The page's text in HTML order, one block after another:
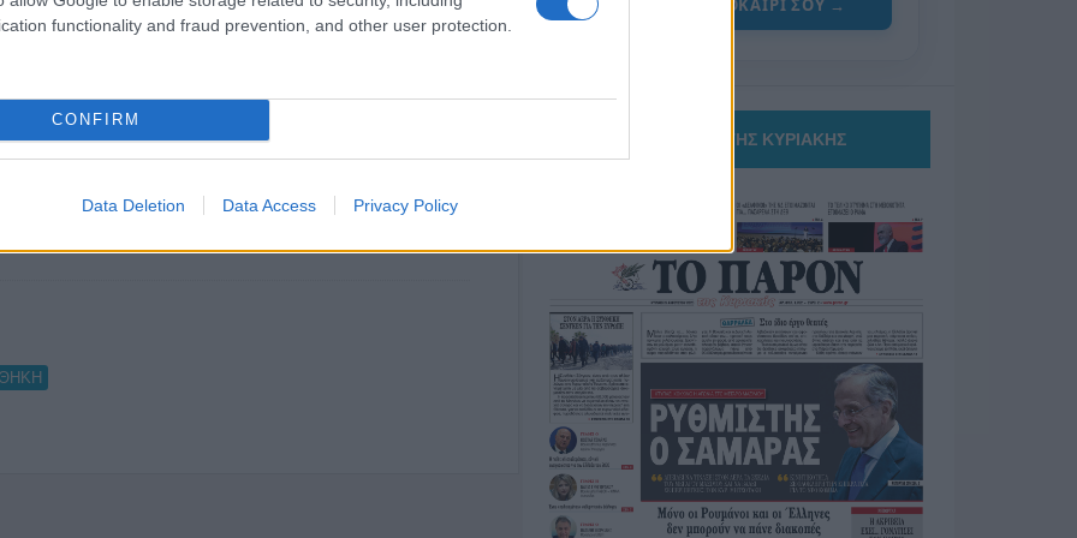
functionality and fraud prevention, and other user protection.
CONFIRM
Data Deletion Data Access Privacy Policy
Κανονικός Αύγουστος με δυνατούς
βοριάδες και σταδιακή άνοδο της
θερμοκρασίας
ΓΙΑ ΤΟ ΚΑΛΟΚΑΙΡΙ ΣΟΥ →
ΤΟ ΠΑΡΟΝ ΤΗΣ ΚΥΡΙΑΚΗΣ